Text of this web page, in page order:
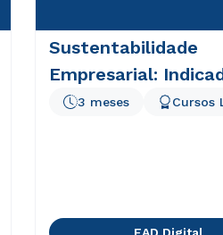
Sustentabilidade
Empresarial:
3 meses Cursos